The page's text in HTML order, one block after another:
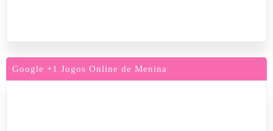
Google +1 Jogos Online de Menina